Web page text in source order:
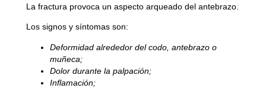
La fractura provoca un aspecto arqueado del antebrazo.
Los signos y síntomas son:
Deformidad alrededor del codo, antebrazo o
muñeca;
Dolor durante la palpación;
Inflamación;